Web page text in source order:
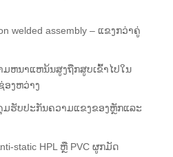
welded assembly – ແຂງກວ່າຄູ່
ມຫນາແຫນ້ນສູງຖືກສູບເຂົ້າໄປໃນ
ອງຫວ່າງ
ມຮັບປະກັນຄວາມແຂງຂອງຫຼັກແລະ
static HPL ຫຼື PVC ຜູກມັດ